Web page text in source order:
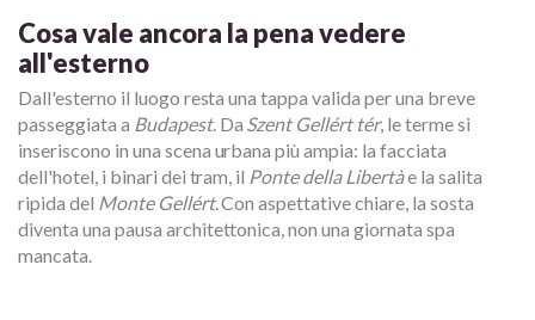
Cosa vale ancora la pena vedere
all'esterno
Dall'esterno il luogo resta una tappa valida per una breve
passeggiata a Budapest. Da Szent Gellért tér, le terme si
inseriscono in una scena urbana più ampia: la facciata
dell'hotel, i binari dei tram, il Ponte della Libertàe la salita
ripida del Monte Gellért. Con aspettative chiare, la sosta
diventa una pausa architettonica, non una giornata spa
mancata.